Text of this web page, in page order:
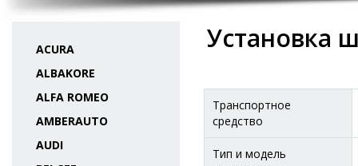
ACURA
ALBAKORE
ALFA ROMEO
AMBERAUTO
AUDI
Установка
Транспортное
средство
Тип и модель